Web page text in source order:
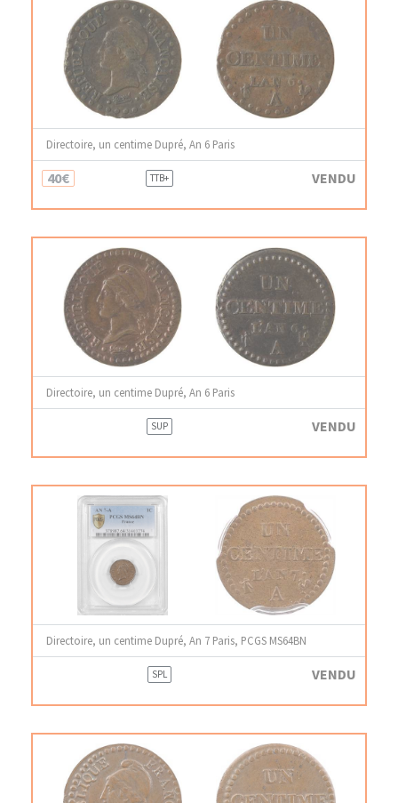
Directoire, un centime Dupré, An 6 Paris
40€ TTB+ VENDU
Directoire, un centime Dupré, An 6 Paris
SUP VENDU
Directoire, un centime Dupré, An 7 Paris, PCGS MS64BN
SPL VENDU